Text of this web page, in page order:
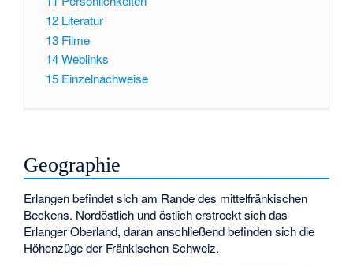
12 Literatur
13 Filme
14Weblinks
15 Einzelnachweise
Geographie
Erlangen befindet sich am Rande des mittelfränkischen
Beckens. Nordöstlich und östlich erstreckt sich das
Erlanger Oberland, daran anschließend befinden sich die
Höhenzüge der Fränkischen Schweiz.